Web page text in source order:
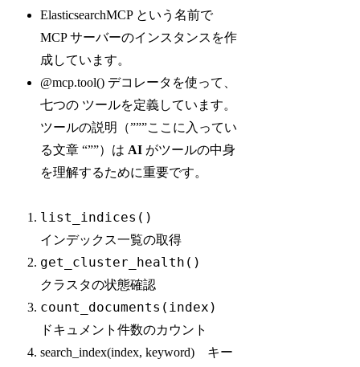
ElasticsearchMCP という名前で
MCP サーバーのインスタンスを作
成しています。
@mcp.tool() デコレータを使って、
七つの ツールを定義しています。
ツールの説明（”””ここに入ってい
る文章 “””）は AI がツールの中身
を理解するために重要です。
list_indices()
インデックス一覧の取得
get_cluster_health()
クラスタの状態確認
count_documents(index)
ドキュメント件数のカウント
search_index(index, keyword) キー